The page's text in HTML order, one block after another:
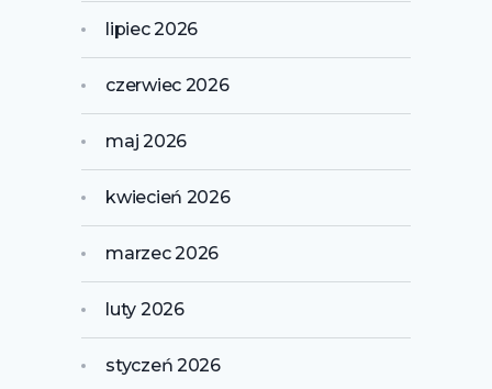
lipiec 2026
czerwiec 2026
maj 2026
kwiecień 2026
marzec 2026
luty 2026
styczeń 2026